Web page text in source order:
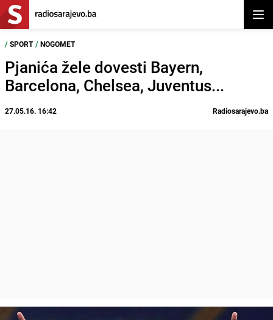
/ SPORT / NOGOMET
Pjanića žele dovesti Bayern,
Barcelona, Chelsea, Juventus...
27.05.16. 16:42 Radiosarajevo.ba